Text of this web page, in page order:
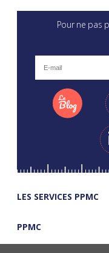
Pour ne pas
LES SERVICES PPMC
PPMC